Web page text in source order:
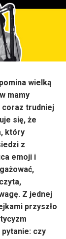
wielką
mamy
coraz trudniej
się, że
który
z
emoji i
Z jednej
przyszło
czy